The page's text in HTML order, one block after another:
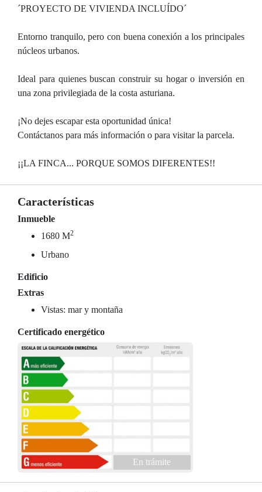
´PROYECTO DE VIVIENDA INCLUÍDO´
Entorno tranquilo, pero con buena conexión a los principales
núcleos urbanos.
Ideal para quienes buscan construir su hogar o inversión en
una zona privilegiada de la costa asturiana.
¡No dejes escapar esta oportunidad única!
Contáctanos para más información o para visitar la parcela.
¡¡LA FINCA... PORQUE SOMOS DIFERENTES!!
Características
Inmueble
1680 M2
Urbano
Edificio
Extras
Vistas: mar y montaña
Certificado energético
En trámite